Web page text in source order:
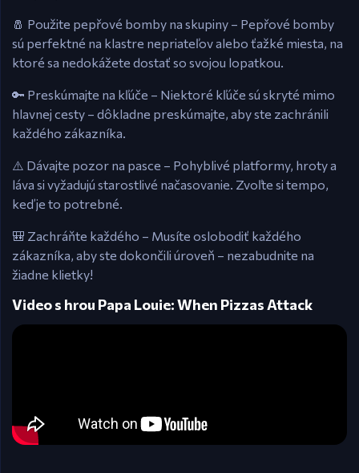
🧂 Použite pepřové bomby na skupiny – Pepřové bomby
sú perfektné na klastre nepriateľov alebo ťažké miesta, na
ktoré sa nedokážete dostať so svojou lopatkou.
🔑 Preskúmajte na kľúče – Niektoré kľúče sú skryté mimo
hlavnej cesty – dôkladne preskúmajte, aby ste zachránili
každého zákazníka.
⚠️ Dávajte pozor na pasce – Pohyblivé platformy, hroty a
láva si vyžadujú starostlivé načasovanie. Zvoľte si tempo,
keď je to potrebné.
🎒 Zachráňte každého – Musíte oslobodiť každého
zákazníka, aby ste dokončili úroveň – nezabudnite na
žiadne klietky!
Video s hrou Papa Louie: When Pizzas Attack